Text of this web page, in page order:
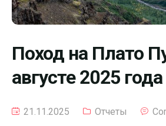
Поход на Плато
августе 2025 года
21.11.2025 Отчеты